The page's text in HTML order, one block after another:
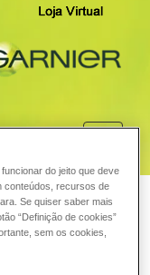
é
do jeito que deve
conteúdos, recursos de
Se quiser saber mais
“Definição de cookies”
sem os cookies,